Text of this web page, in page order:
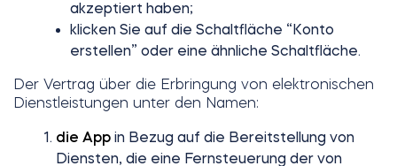
akzeptiert haben;
klicken Sie auf die Schaltfläche “Konto
erstellen” oder eine ähnliche Schaltfläche.
Der Vertrag über die Erbringung von elektronischen
Dienstleistungen unter den Namen:
die App in Bezug auf die Bereitstellung von
Diensten, die eine Fernsteuerung der von